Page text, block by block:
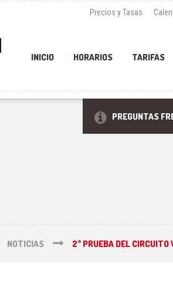
Precios y Tasas
INICIO HORARIOS TARIFAS
PREGUNTAS
NOTICIAS 2ª PRUEBA DEL CIRCUITO